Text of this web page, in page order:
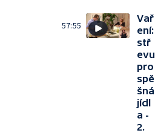
57:55
Vař
ení:
stř
evu
pro
spě
šná
jídl
a -
2.